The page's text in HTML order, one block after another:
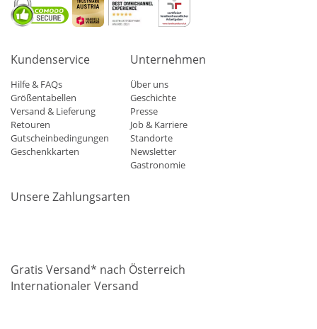
Kundenservice
Hilfe & FAQs
Größentabellen
Versand & Lieferung
Retouren
Gutscheinbedingungen
Geschenkkarten
Unternehmen
Über uns
Geschichte
Presse
Job & Karriere
Standorte
Newsletter
Gastronomie
Unsere Zahlungsarten
Gratis Versand* nach Österreich
Internationaler Versand